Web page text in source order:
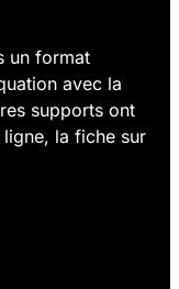
un format
avec la
supports ont
la fiche sur